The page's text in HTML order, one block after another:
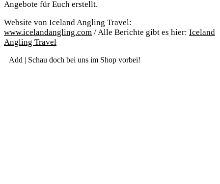
Ange­bo­te für Euch erstellt.
Web­site von Ice­land Angling Tra­vel:
www.icelandangling.com / Alle Berich­te gibt es hier: Ice­land
Angling Travel
Add | Schau doch bei uns im Shop vorbei!